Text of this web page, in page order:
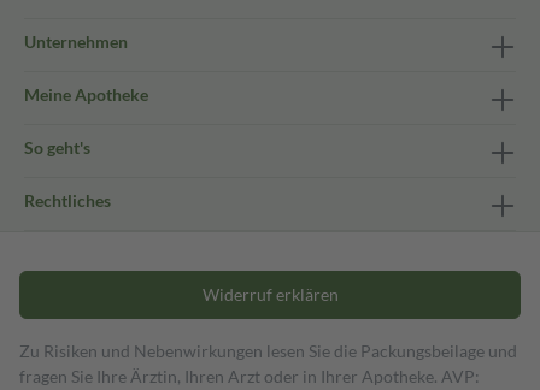
Unternehmen
Meine Apotheke
So geht's
Rechtliches
Widerruf erklären
Zu Risiken und Nebenwirkungen lesen Sie die Packungsbeilage und
fragen Sie Ihre Ärztin, Ihren Arzt oder in Ihrer Apotheke. AVP: